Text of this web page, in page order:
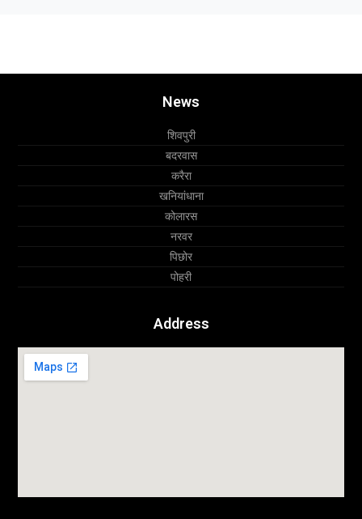
News
शिवपुरी
बदरवास
करैरा
खनियांधाना
कोलारस
नरवर
पिछोर
पोहरी
Address